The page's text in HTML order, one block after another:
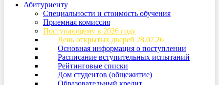
Абитуриенту
Специальности и стоимость обучения
Приемная комиссия
Поступающему в 2026 году
День открытых дверей 28.07.26
Основная информация о поступлении
Расписание вступительных испытаний
Рейтинговые списки
Дом студентов (общежитие)
Образовательный кредит